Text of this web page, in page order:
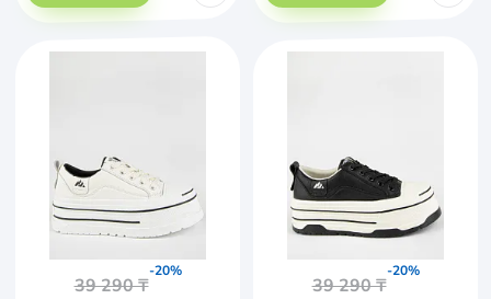
39 290 ₸
-20%
39 290 ₸
-20%